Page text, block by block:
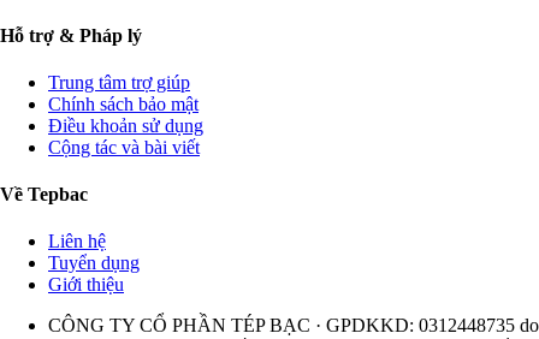
Hỗ trợ & Pháp lý
Trung tâm trợ giúp
Chính sách bảo mật
Điều khoản sử dụng
Cộng tác và bài viết
Về Tepbac
Liên hệ
Tuyển dụng
Giới thiệu
CÔNG TY CỔ PHẦN TÉP BẠC · GPDKKD: 0312448735 do